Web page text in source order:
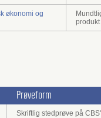
økonomi og
produkt
Prøveform
Skriftlig stedprøve på